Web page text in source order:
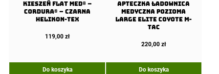
Kieszeń Flat Med® –
Cordura® – Czarna
Helikon-Tex
119,00 zł
Do koszyka
Apteczka Ładownica
Medyczna Pozioma
Large Elite Coyote M-
TAC
220,00 zł
Do koszyka